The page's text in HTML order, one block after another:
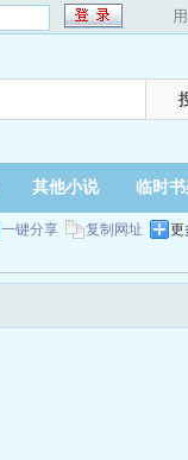
其他小说 临时
一键分享 复制网址 更